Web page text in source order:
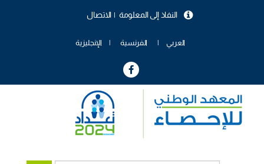
الاتصال النفاذ إلى المعلومة
العربي الفرنسية الإنجليزية